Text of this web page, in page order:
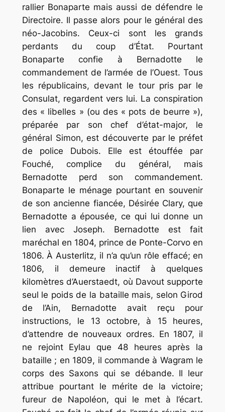
rallier Bonaparte mais aussi de défendre le
Directoire. Il passe alors pour le général des
néo-Jacobins. Ceux-ci sont les grands
perdants du coup d’État. Pourtant
Bonaparte confie à Bernadotte le
commandement de l’armée de l’Ouest. Tous
les républicains, devant le tour pris par le
Consulat, regardent vers lui. La conspiration
des « libelles » (ou des « pots de beurre »),
préparée par son chef d’état-major, le
général Simon, est découverte par le préfet
de police Dubois. Elle est étouffée par
Fouché, complice du général, mais
Bernadotte perd son commandement.
Bonaparte le ménage pourtant en souvenir
de son ancienne fiancée, Désirée Clary, que
Bernadotte a épousée, ce qui lui donne un
lien avec Joseph. Bernadotte est fait
maréchal en 1804, prince de Ponte-Corvo en
1806. À Austerlitz, il n’a qu’un rôle effacé; en
1806, il demeure inactif à quelques
kilomètres d’Auerstaedt, où Davout supporte
seul le poids de la bataille mais, selon Girod
de l’Ain, Bernadotte avait reçu pour
instructions, le 13 octobre, à 15 heures,
d’attendre de nouveaux ordres. En 1807, il
ne rejoint Eylau que 48 heures après la
bataille ; en 1809, il commande à Wagram le
corps des Saxons qui se débande. Il leur
attribue pourtant le mérite de la victoire;
fureur de Napoléon, qui le met à l’écart.